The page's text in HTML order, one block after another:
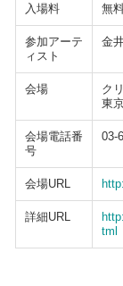
入場料 無
参加アーテ
ィスト
金
会場
ク
東
会場電話番
号
03-
会場URL
詳細URL
tml